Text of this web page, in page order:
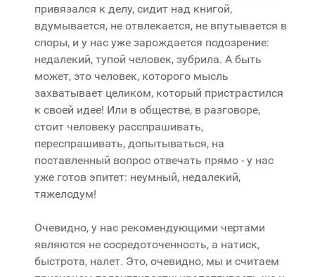
привязался к делу, сидит над книгой,
вдумывается, не отвлекается, не впутывается в
споры, и у нас уже зарождается подозрение:
недалекий, тупой человек, зубрила. А быть
может, это человек, которого мысль
захватывает целиком, который пристрастился
к своей идее! Или в обществе, в разговоре,
стоит человеку расспрашивать,
переспрашивать, допытываться, на
поставленный вопрос отвечать прямо - у нас
уже готов эпитет: неумный, недалекий,
тяжелодум!
Очевидно, у нас рекомендующими чертами
являются не сосредоточенность, а натиск,
быстрота, налет. Это, очевидно, мы и считаем